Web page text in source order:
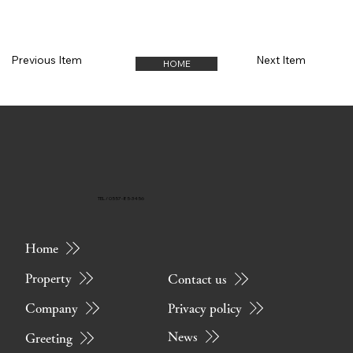
Previous Item HOME Next Item
Home
Property
Company
Greeting
Contact us
Privacy policy
News
TEL / 0557-85-3456